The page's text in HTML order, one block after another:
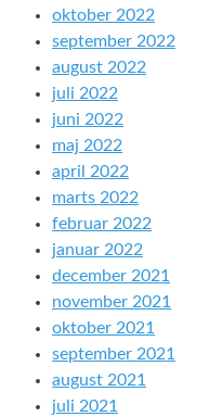
oktober 2022
september 2022
august 2022
juli 2022
juni 2022
maj 2022
april 2022
marts 2022
februar 2022
januar 2022
december 2021
november 2021
oktober 2021
september 2021
august 2021
juli 2021